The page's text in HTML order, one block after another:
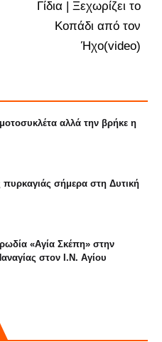
Γίδια | Ξεχωρίζει το
Κοπάδι από τον
Ήχο(video)
αλλά την βρήκε η
σήμερα στη Δυτική
«Αγία Σκέπη» στην
στον Ι.Ν. Αγίου